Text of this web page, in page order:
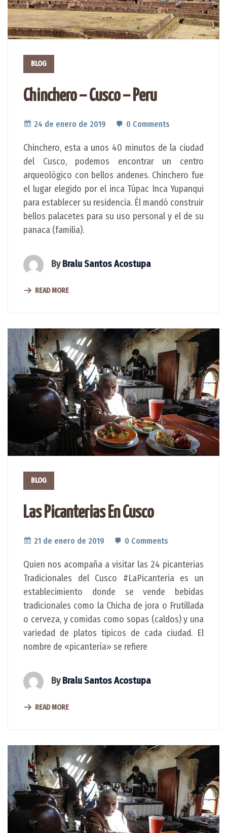
BLOG
Chinchero – Cusco – Peru
24 de enero de 2019 0 Comments
Chinchero, esta a unos 40 minutos de la ciudad
del Cusco, podemos encontrar un centro
arqueológico con bellos andenes. Chinchero fue
el lugar elegido por el inca Túpac Inca Yupanqui
para establecer su residencia. Él mandó construir
bellos palacetes para su uso personal y el de su
panaca (familia).
ByBralu Santos Acostupa
READ MORE
BLOG
Las Picanterias En Cusco
21 de enero de 2019 0 Comments
Quien nos acompaña a visitar las 24 picanterias
Tradicionales del Cusco #LaPicanteria es un
establecimiento donde se vende bebidas
tradicionales como la Chicha de jora o Frutillada
o cerveza, y comidas como sopas (caldos) y una
variedad de platos tipicos de cada ciudad. El
nombre de «picantería» se refiere
ByBralu Santos Acostupa
READ MORE